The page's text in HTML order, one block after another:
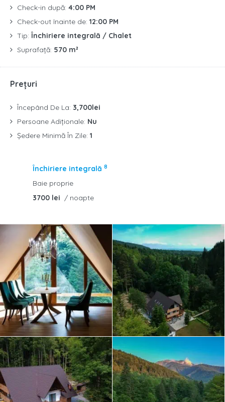
Check-in după: 4:00 PM
Check-out înainte de: 12:00 PM
Tip: Închiriere integrală / Chalet
Suprafață: 570 m²
Prețuri
Începând De La: 3,700lei
Persoane Adiționale: Nu
Ședere Minimă În Zile: 1
Închiriere integrală 8
Baie proprie
3700 lei / noapte